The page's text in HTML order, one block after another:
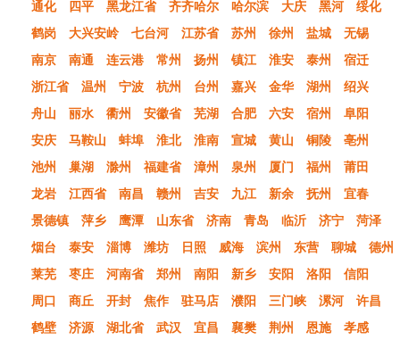
通化
四平 黑龙江省 齐齐哈尔 哈尔滨 大庆 黑河
绥化
鹤岗
大兴安岭 七台河 江苏省 苏州 徐州 盐城
无锡
南京
南通 连云港 常州 扬州 镇江 淮安 泰州
宿迁
浙江省
温州 宁波 杭州 台州 嘉兴 金华 湖州
绍兴
舟山
丽水 衢州 安徽省 芜湖 合肥 六安 宿州
阜阳
安庆
马鞍山 蚌埠 淮北 淮南 宣城 黄山 铜陵
亳州
池州
巢湖 滁州 福建省 漳州 泉州 厦门 福州
莆田
龙岩
江西省 南昌 赣州 吉安 九江 新余 抚州
宜春
景德镇
萍乡 鹰潭 山东省 济南 青岛 临沂 济宁
菏泽
烟台
泰安 淄博 潍坊 日照 威海 滨州 东营 聊城
德州
莱芜
枣庄 河南省 郑州 南阳 新乡 安阳 洛阳
信阳
周口
商丘 开封 焦作 驻马店 濮阳 三门峡 漯河
许昌
鹤壁
济源 湖北省 武汉 宜昌 襄樊 荆州 恩施
孝感